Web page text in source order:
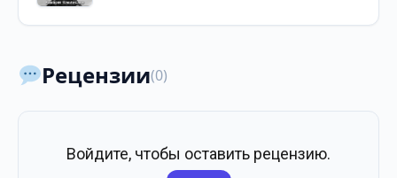
Рецензии(0)
Войдите, чтобы оставить рецензию.